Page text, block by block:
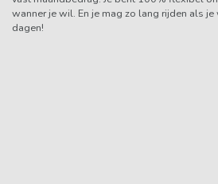
wanner je wil. En je mag zo lang rijden als
dagen!